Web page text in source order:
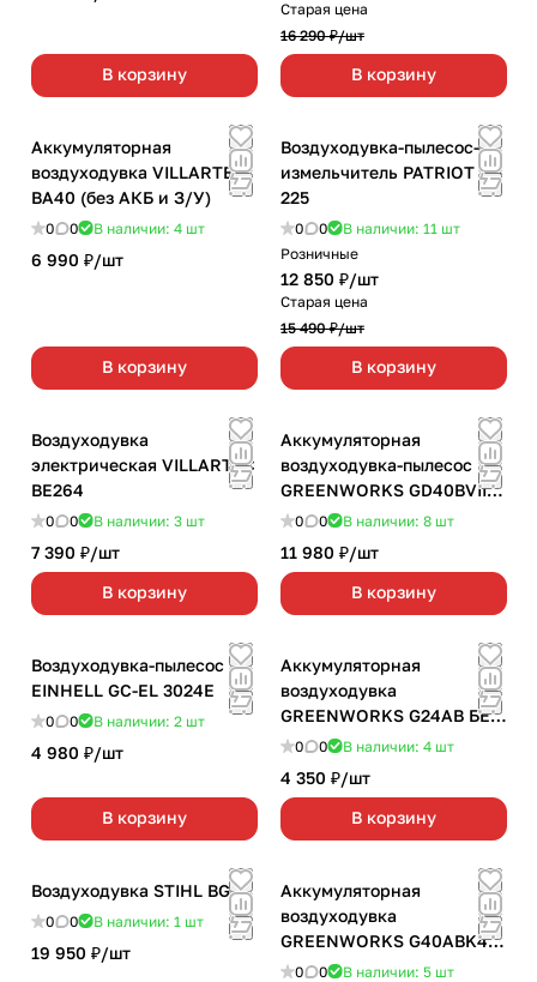
В корзину
Старая цена
16 290 ₽/шт
В корзину
Аккумуляторная
воздуходувка VILLARTEC
BA40 (без АКБ и З/У)
0 0 В наличии: 4 шт
6 990 ₽/шт
В корзину
Воздуходувка-пылесос-
измельчитель PATRIOT BG
225
0 0 В наличии: 11 шт
Розничные
12 850 ₽/шт
Старая цена
15 490 ₽/шт
В корзину
Воздуходувка
электрическая VILLARTEC
BE264
0 0 В наличии: 3 шт
7 390 ₽/шт
В корзину
Аккумуляторная
воздуходувка-пылесос
GREENWORKS GD40BVII
бесщёточный (без АКБ и
0 0 В наличии: 8 шт
11 980 ₽/шт
В корзину
Воздуходувка-пылесос
EINHELL GC-EL 3024E
0 0 В наличии: 2 шт
4 980 ₽/шт
В корзину
Аккумуляторная
воздуходувка
GREENWORKS G24AB БЕЗ
АККУМ.И З/У
0 0 В наличии: 4 шт
4 350 ₽/шт
В корзину
Воздуходувка STIHL BG50
0 0 В наличии: 1 шт
19 950 ₽/шт
Аккумуляторная
воздуходувка
GREENWORKS G40ABK4
(с АКБ 4Ач и З/У)
0 0 В наличии: 5 шт